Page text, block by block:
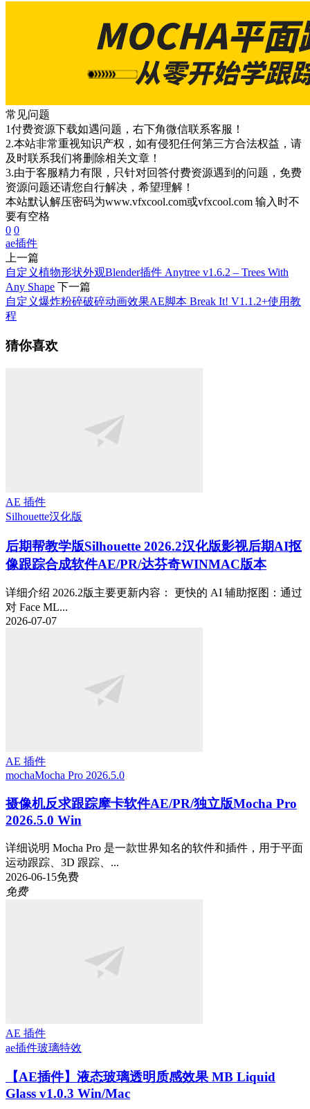
常见问题
1付费资源下载如遇问题，右下角微信联系客服！
2.本站非常重视知识产权，如有侵犯任何第三方合法权益，请
及时联系我们将删除相关文章！
3.由于客服精力有限，只针对回答付费资源遇到的问题，免费
资源问题还请您自行解决，希望理解！
本站默认解压密码为www.vfxcool.com或vfxcool.com 输入时不
要有空格
0 0
ae插件
上一篇
自定义植物形状外观Blender插件 Anytree v1.6.2 – Trees With
Any Shape 下一篇
自定义爆炸粉碎破碎动画效果AE脚本 Break It! V1.1.2+使用教
程
猜你喜欢
AE 插件
Silhouette汉化版
后期帮教学版Silhouette 2026.2汉化版影视后期AI抠
像跟踪合成软件AE/PR/达芬奇WINMAC版本
详细介绍 2026.2版主要更新内容： 更快的 AI 辅助抠图：通过
对 Face ML...
2026-07-07
AE 插件
mochaMocha Pro 2026.5.0
摄像机反求跟踪摩卡软件AE/PR/独立版Mocha Pro
2026.5.0 Win
详细说明 Mocha Pro 是一款世界知名的软件和插件，用于平面
运动跟踪、3D 跟踪、...
2026-06-15免费
免费
AE 插件
ae插件玻璃特效
【AE插件】液态玻璃透明质感效果 MB Liquid
Glass v1.0.3 Win/Mac